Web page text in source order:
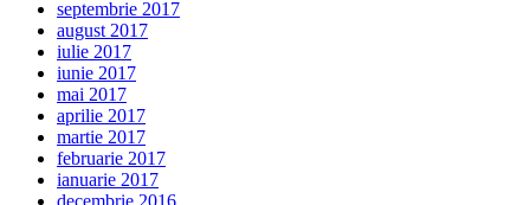
septembrie 2017
august 2017
iulie 2017
iunie 2017
mai 2017
aprilie 2017
martie 2017
februarie 2017
ianuarie 2017
decembrie 2016